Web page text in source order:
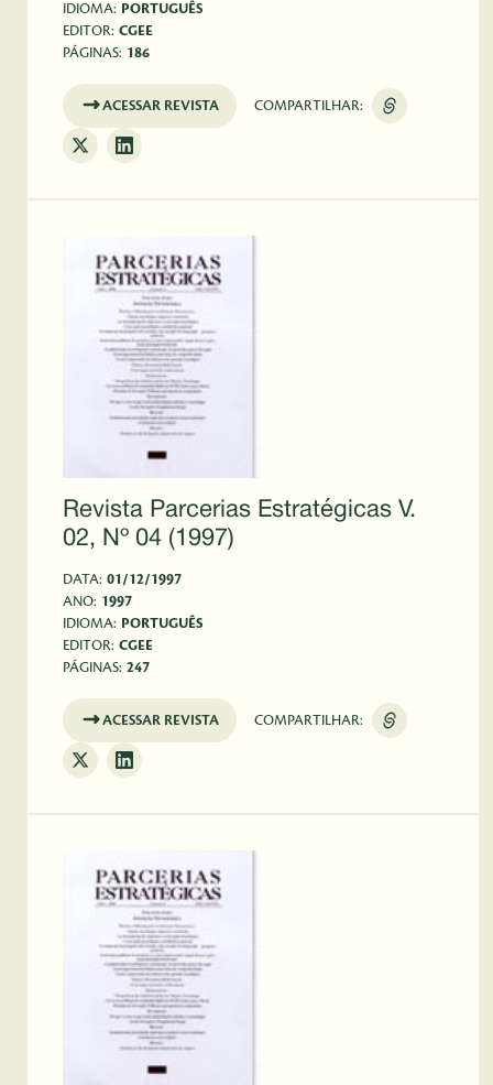
IDIOMA: PORTUGUÊS
EDITOR: CGEE
PÁGINAS: 186
ACESSAR REVISTA COMPARTILHAR:
Revista Parcerias Estratégicas V.
02, Nº 04 (1997)
DATA: 01/12/1997
ANO: 1997
IDIOMA: PORTUGUÊS
EDITOR: CGEE
PÁGINAS: 247
ACESSAR REVISTA COMPARTILHAR: